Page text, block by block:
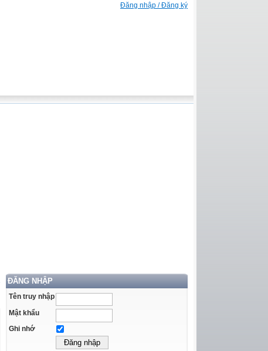
Đăng nhập / Đăng ký
ĐĂNG NHẬP
Tên truy nhập
Mật khẩu
Ghi nhớ